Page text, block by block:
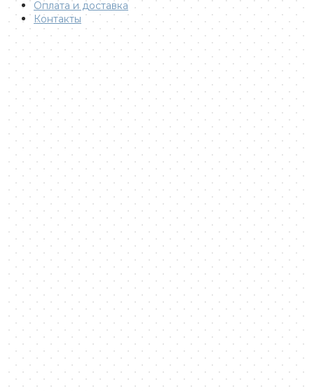
Оплата и доставка
Контакты